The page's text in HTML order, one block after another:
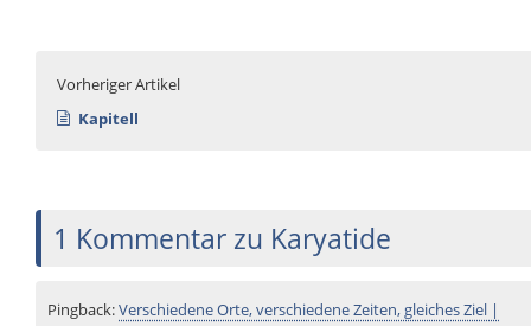
Vorheriger Artikel
Kapitell
1 Kommentar zu Karyatide
Pingback:Verschiedene Orte, verschiedene Zeiten, gleiches Ziel |